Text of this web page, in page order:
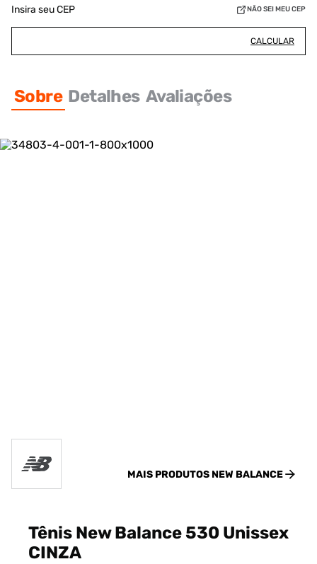
Insira seu CEP NÃO SEI MEU CEP
CALCULAR
Sobre Detalhes Avaliações
MAIS PRODUTOS NEW BALANCE
Tênis New Balance 530 Unissex
CINZA